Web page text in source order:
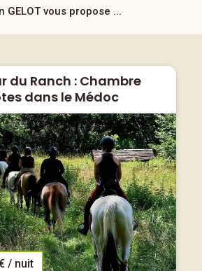
GELOTvous propose ...
du Ranch : Chambre
dans le Médoc
/ nuit